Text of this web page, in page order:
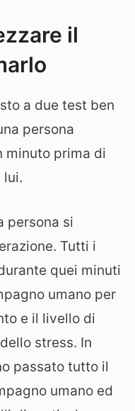
il
a due test ben
persona
minuto prima di
lui.
persona si
Tutti i
quei minuti
umano per
e il livello di
stress. In
passato tutto il
umano ed